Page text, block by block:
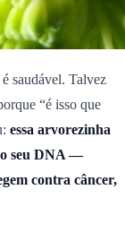
saudável. Talvez
“é isso que
essa arvorezinha
o seu DNA —
contra câncer,